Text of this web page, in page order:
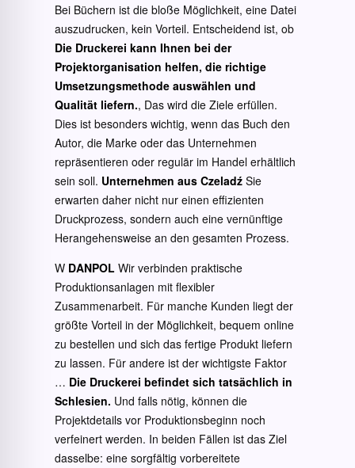
Bei Büchern ist die bloße Möglichkeit, eine Datei
auszudrucken, kein Vorteil. Entscheidend ist, ob
Die Druckerei kann Ihnen bei der
Projektorganisation helfen, die richtige
Umsetzungsmethode auswählen und
Qualität liefern., Das wird die Ziele erfüllen.
Dies ist besonders wichtig, wenn das Buch den
Autor, die Marke oder das Unternehmen
repräsentieren oder regulär im Handel erhältlich
sein soll. Unternehmen aus Czeladź Sie
erwarten daher nicht nur einen effizienten
Druckprozess, sondern auch eine vernünftige
Herangehensweise an den gesamten Prozess.
W DANPOL Wir verbinden praktische
Produktionsanlagen mit flexibler
Zusammenarbeit. Für manche Kunden liegt der
größte Vorteil in der Möglichkeit, bequem online
zu bestellen und sich das fertige Produkt liefern
zu lassen. Für andere ist der wichtigste Faktor
… Die Druckerei befindet sich tatsächlich in
Schlesien. Und falls nötig, können die
Projektdetails vor Produktionsbeginn noch
verfeinert werden. In beiden Fällen ist das Ziel
dasselbe: eine sorgfältig vorbereitete